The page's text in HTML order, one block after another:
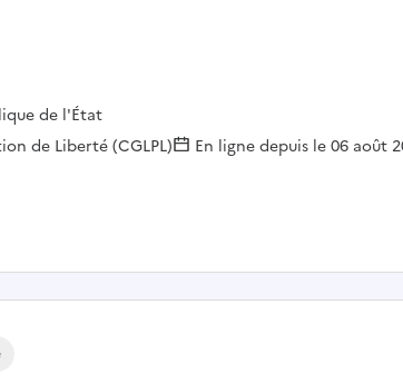
:de l'État
de Liberté (CGLPL) En ligne depuis le 06 août